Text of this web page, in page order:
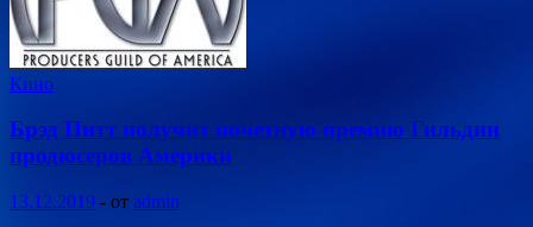
Кино
Брэд Питт получит почетную премию Гильдии
продюсеров Америки
13.12.2019 - от admin